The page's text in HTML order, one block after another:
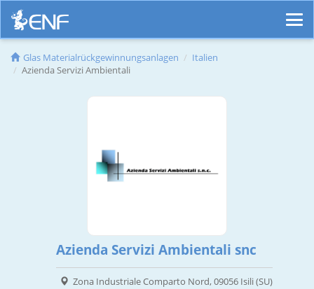
Glas Materialrückgewinnungsanlagen
Italien
Azienda Servizi Ambientali
Azienda Servizi Ambientali snc
Zona Industriale Comparto Nord, 09056 Isili (SU)